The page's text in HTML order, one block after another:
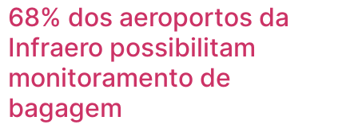
68% dos aeroportos da
Infraero possibilitam
monitoramento de
bagagem